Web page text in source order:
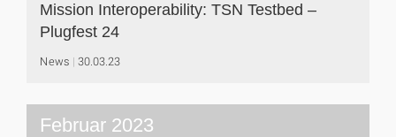
Mission Interoperability: TSN Testbed –
Plugfest 24
News 30.03.23
Februar 2023